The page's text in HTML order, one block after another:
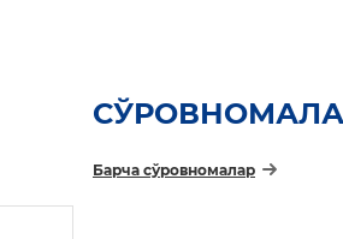
Барча сўровномалар